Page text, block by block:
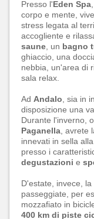
Presso l'Eden Spa
corpo e mente,
stress legata al
accogliente e
saune , un bagno
ghiaccio, una
nebbia, un'area di
sala relax.
Ad Andalo , sia in
disposizione una
Durante l'inverno,
Paganella ,
innevati in sella
presso i
degustazioni e
D'estate, invece,
passeggiate, per
mozzafiato in
400 km di piste